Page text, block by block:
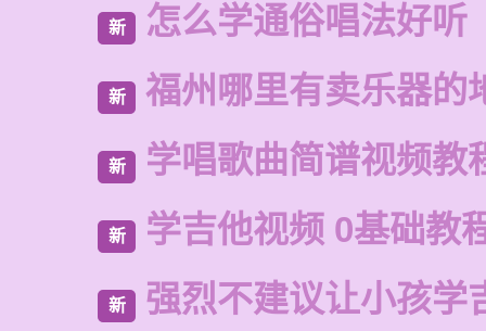
新 怎么学通俗唱法好听
新 福州哪里有卖乐器的
新 学唱歌曲简谱视频教
新 学吉他视频 0基础教
新 强烈不建议让小孩学